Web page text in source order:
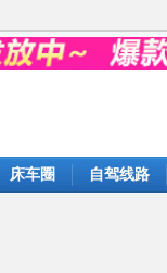
床车圈 自驾线路